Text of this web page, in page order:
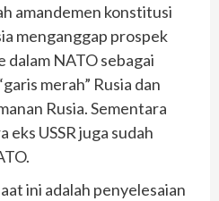
amandemen konstitusi
menganggap prospek
dalam NATO sebagai
merah” Rusia dan
Rusia. Sementara
eks USSR juga sudah
ini adalah penyelesaian